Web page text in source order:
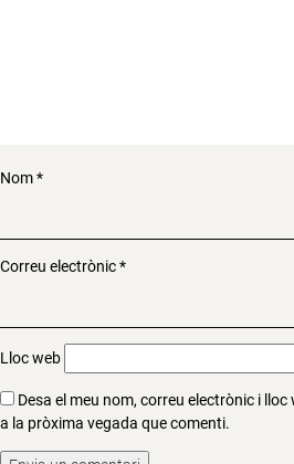
Nom*
Correu electrònic*
Lloc web
Desa el meu nom, correu electrònic i
a la pròxima vegada que comenti.